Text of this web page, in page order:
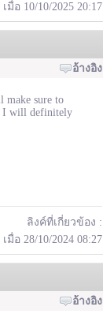
มื่อ 10/10/2025 20:17
อ้างอิง
make sure to
I will definitely
ลิงค์ที่เกี่ยวข้อง :
มื่อ 28/10/2024 08:27
อ้างอิง